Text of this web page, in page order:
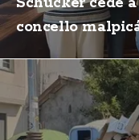
concello